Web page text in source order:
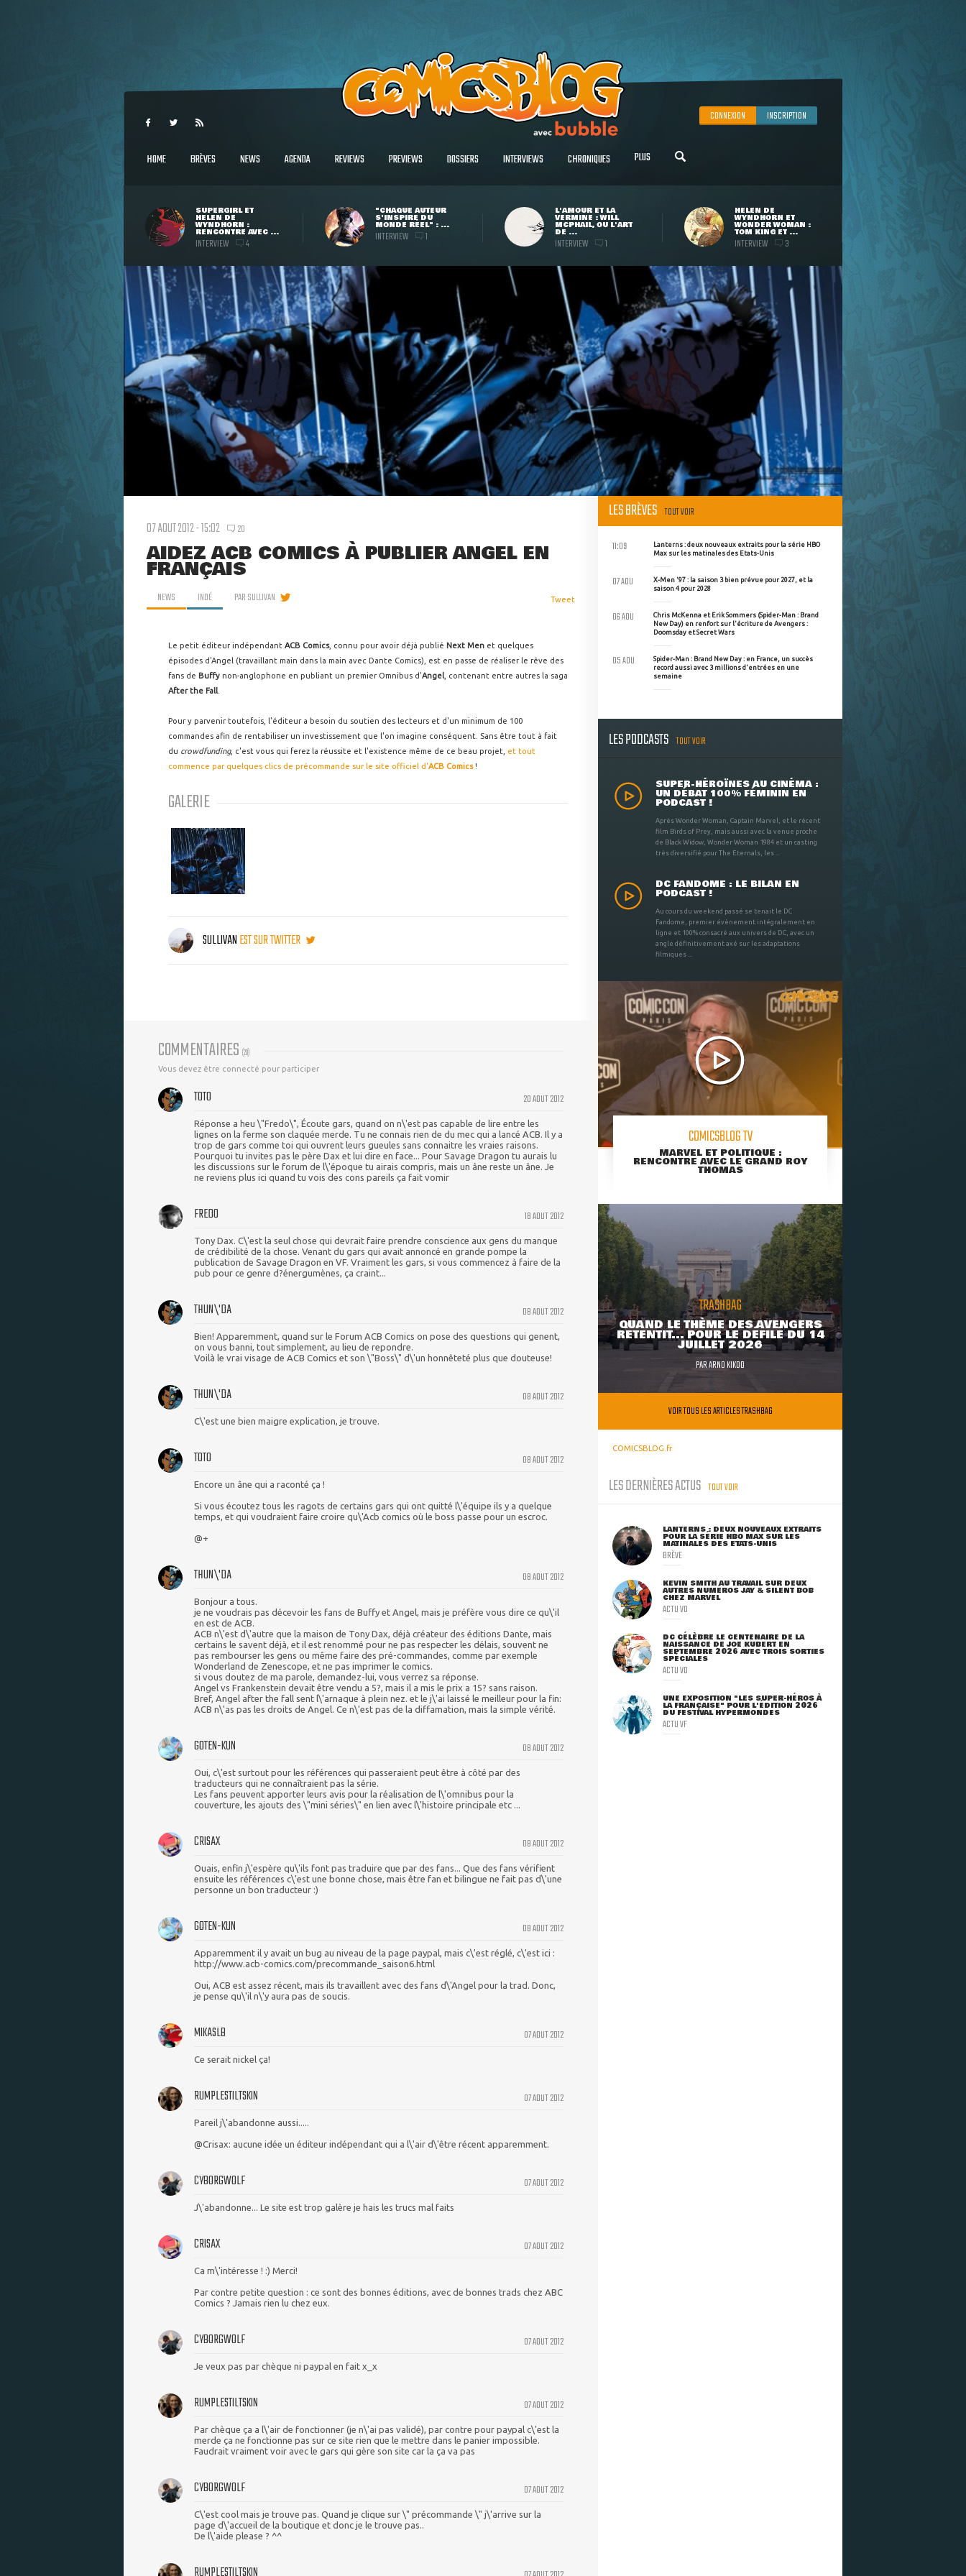
CONNEXION INSCRIPTION
HOME BRÈVES NEWS AGENDA REVIEWS PREVIEWS DOSSIERS INTERVIEWS CHRONIQUES PLUS
SUPERGIRL ET
HELEN DE
WYNDHORN :
RENCONTRE AVEC ...
INTERVIEW 4
"CHAQUE AUTEUR
S'INSPIRE DU
MONDE RÉEL" : ...
INTERVIEW 1
L'AMOUR ET LA
VERMINE : WILL
MCPHAIL, OU L'ART
DE ...
INTERVIEW 1
HELEN DE
WYNDHORN ET
WONDER WOMAN :
TOM KING ET ...
INTERVIEW 3
07 AOUT 2012 - 15:02 20
AIDEZ ACB COMICS À PUBLIER ANGEL EN
FRANÇAIS
NEWS INDÉ PARSULLIVAN Tweet
Le petit éditeur indépendant ACB Comics, connu pour avoir déjà publié Next Men et quelques
épisodes d'Angel (travaillant main dans la main avec Dante Comics), est en passe de réaliser le rêve des
fans de Buffy non-anglophone en publiant un premier Omnibus d'Angel , contenant entre autres la saga
After the Fall
Pour y parvenir toutefois, l'éditeur a besoin du soutien des lecteurs et d'un minimum de 100
commandes afin de rentabiliser un investissement que l'on imagine conséquent. Sans être tout à fait
du crowdfunding, c'est vous qui ferez la réussite et l'existence même de ce beau projet, et tout
commence par quelques clics de précommande sur le site officiel d'ACB Comics !
GALERIE
SULLIVANEST SUR TWITTER
COMMENTAIRES (20)
Vous devez être connecté pour participer
20 AOUT 2012
TOTO
Réponse a heu \"Fredo\", Écoute gars, quand on n\'est pas capable de lire entre les
lignes on la ferme son claquée merde. Tu ne connais rien de du mec qui a lancé ACB. Il y a
trop de gars comme toi qui ouvrent leurs gueules sans connaitre les vraies raisons.
Pourquoi tu invites pas le père Dax et lui dire en face... Pour Savage Dragon tu aurais lu
les discussions sur le forum de l\'époque tu airais compris, mais un âne reste un âne. Je
ne reviens plus ici quand tu vois des cons pareils ça fait vomir
18 AOUT 2012
FREDO
Tony Dax. C\'est la seul chose qui devrait faire prendre conscience aux gens du manque
de crédibilité de la chose. Venant du gars qui avait annoncé en grande pompe la
publication de Savage Dragon en VF. Vraiment les gars, si vous commencez à faire de la
pub pour ce genre d?énergumènes, ça craint...
08 AOUT 2012
THUN\'DA
Bien! Apparemment, quand sur le Forum ACB Comics on pose des questions qui genent,
on vous banni, tout simplement, au lieu de repondre.
Voilà le vrai visage de ACB Comics et son \"Boss\" d\'un honnêteté plus que douteuse!
08 AOUT 2012
THUN\'DA
C\'est une bien maigre explication, je trouve.
08 AOUT 2012
TOTO
Encore un âne qui a raconté ça !
Si vous écoutez tous les ragots de certains gars qui ont quitté l\'équipe ils y a quelque
temps, et qui voudraient faire croire qu\'Acb comics où le boss passe pour un escroc.
@+
08 AOUT 2012
THUN\'DA
Bonjour a tous.
je ne voudrais pas décevoir les fans de Buffy et Angel, mais je préfère vous dire ce qu\'il
en est de ACB.
ACB n\'est d\'autre que la maison de Tony Dax, déjà créateur des éditions Dante, mais
certains le savent déjà, et il est renommé pour ne pas respecter les délais, souvent ne
pas rembourser les gens ou même faire des pré-commandes, comme par exemple
Wonderland de Zenescope, et ne pas imprimer le comics.
si vous doutez de ma parole, demandez-lui, vous verrez sa réponse.
Angel vs Frankenstein devait être vendu a 5?, mais il a mis le prix a 15? sans raison.
Bref, Angel after the fall sent l\'arnaque à plein nez. et le j\'ai laissé le meilleur pour la fin:
ACB n\'as pas les droits de Angel. Ce n\'est pas de la diffamation, mais la simple vérité.
08 AOUT 2012
GOTEN-KUN
Oui, c\'est surtout pour les références qui passeraient peut être à côté par des
traducteurs qui ne connaîtraient pas la série.
Les fans peuvent apporter leurs avis pour la réalisation de l\'omnibus pour la
couverture, les ajouts des \"mini séries\" en lien avec l\'histoire principale etc ...
08 AOUT 2012
CRISAX
Ouais, enfin j\'espère qu\'ils font pas traduire que par des fans... Que des fans vérifient
ensuite les références c\'est une bonne chose, mais être fan et bilingue ne fait pas d\'une
personne un bon traducteur :)
08 AOUT 2012
GOTEN-KUN
Apparemment il y avait un bug au niveau de la page paypal, mais c\'est réglé, c\'est ici :
http://www.acb-comics.com/precommande_saison6.html
Oui, ACB est assez récent, mais ils travaillent avec des fans d\'Angel pour la trad. Donc,
je pense qu\'il n\'y aura pas de soucis.
07 AOUT 2012
MIKASLB
Ce serait nickel ça!
07 AOUT 2012
RUMPLESTILTSKIN
Pareil j\'abandonne aussi.....
@Crisax: aucune idée un éditeur indépendant qui a l\'air d\'être récent apparemment.
07 AOUT 2012
CYBORGWOLF
J\'abandonne... Le site est trop galère je hais les trucs mal faits
07 AOUT 2012
CRISAX
Ca m\'intéresse ! :) Merci!
Par contre petite question : ce sont des bonnes éditions, avec de bonnes trads chez ABC
Comics ? Jamais rien lu chez eux.
07 AOUT 2012
CYBORGWOLF
Je veux pas par chèque ni paypal en fait x_x
07 AOUT 2012
RUMPLESTILTSKIN
Par chèque ça a l\'air de fonctionner (je n\'ai pas validé), par contre pour paypal c\'est la
merde ça ne fonctionne pas sur ce site rien que le mettre dans le panier impossible.
Faudrait vraiment voir avec le gars qui gère son site car la ça va pas
07 AOUT 2012
CYBORGWOLF
C\'est cool mais je trouve pas. Quand je clique sur \" précommande \" j\'arrive sur la
page d\'accueil de la boutique et donc je le trouve pas..
De l\'aide please ? ^^
LES BRÈVES TOUT VOIR
Lanterns : deux nouveaux extraits pour la série HBO
Max sur les matinales des Etats-Unis
11:09
X-Men '97 : la saison 3 bien prévue pour 2027, et la
saison 4 pour 2028
07 AOU
Chris McKenna et Erik Sommers (Spider-Man : Brand
New Day) en renfort sur l'écriture de Avengers :
Doomsday et Secret Wars
06 AOU
Spider-Man : Brand New Day : en France, un succès
record aussi avec 3 millions d'entrées en une
semaine
05 AOU
LES PODCASTS TOUT VOIR
SUPER-HÉROÏNES AU CINÉMA :
UN DÉBAT 100% FÉMININ EN
PODCAST !
Après Wonder Woman, Captain Marvel, et le récent
film Birds of Prey, mais aussi avec la venue proche
de Black Widow, Wonder Woman 1984 et un casting
très diversifié pour The Eternals, les ...
DC FANDOME : LE BILAN EN
PODCAST !
Au cours du weekend passé se tenait le DC
Fandome, premier évènement intégralement en
ligne et 100% consacré aux univers de DC, avec un
angle définitivement axé sur les adaptations
filmiques ...
COMICSBLOG TV
MARVEL ET POLITIQUE :
RENCONTRE AVEC LE GRAND ROY
THOMAS
TRASHBAG
QUAND LE THÈME DES AVENGERS
RETENTIT... POUR LE DÉFILÉ DU 14
JUILLET 2026
PARARNO KIKOO
VOIR TOUS LES ARTICLES TRASHBAG
COMICSBLOG.fr
LES DERNIÈRES ACTUS TOUT VOIR
LANTERNS : DEUX NOUVEAUX EXTRAITS
POUR LA SÉRIE HBO MAX SUR LES
MATINALES DES ETATS-UNIS
BRÈVE
KEVIN SMITH AU TRAVAIL SUR DEUX
AUTRES NUMÉROS JAY & SILENT BOB
CHEZ MARVEL
ACTU VO
DC CÉLÈBRE LE CENTENAIRE DE LA
NAISSANCE DE JOE KUBERT EN
SEPTEMBRE 2026 AVEC TROIS SORTIES
SPÉCIALES
ACTU VO
UNE EXPOSITION "LES SUPER-HÉROS À
LA FRANÇAISE" POUR L'ÉDITION 2026
DU FESTIVAL HYPERMONDES
ACTU VF